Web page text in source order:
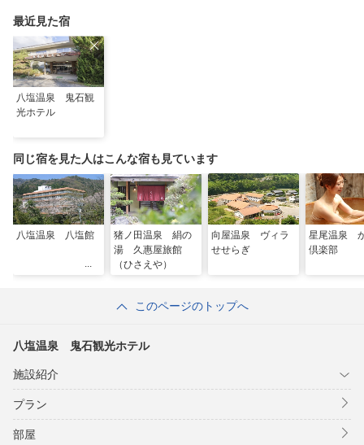
最近見た宿
八塩温泉 鬼石観
光ホテル
同じ宿を見た人はこんな宿も見ています
八塩温泉 八塩館
猪ノ田温泉 絹の
湯 久惠屋旅館
（ひさえや）
向屋温泉 ヴィラ
せせらぎ
星尾温泉
倶楽部
このページのトップへ
八塩温泉 鬼石観光ホテル
施設紹介
プラン
部屋